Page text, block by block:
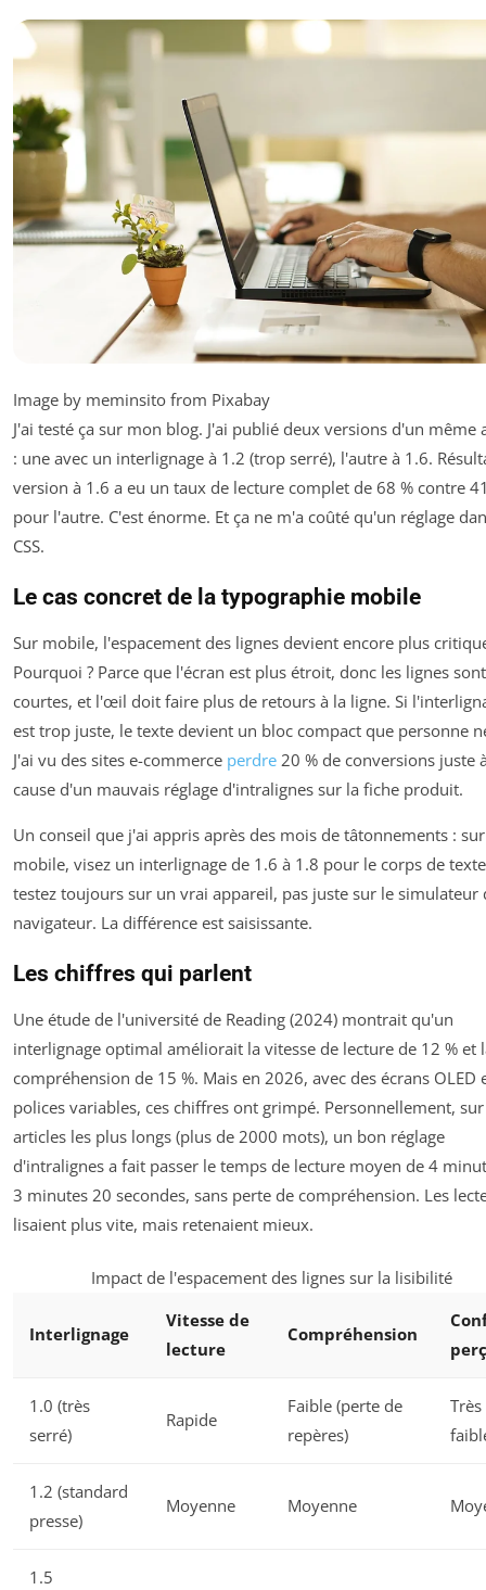
Image by meminsito from Pixabay
J'ai testé ça sur mon blog. J'ai publié deux versions d'un même
: une avec un interlignage à 1.2 (trop serré), l'autre à 1.6.
version à 1.6 a eu un taux de lecture complet de 68 % contre
pour l'autre. C'est énorme. Et ça ne m'a coûté qu'un réglage
CSS.
Le cas concret de la typographie mobile
Sur mobile, l'espacement des lignes devient encore plus
Pourquoi ? Parce que l'écran est plus étroit, donc les lignes
courtes, et l'œil doit faire plus de retours à la ligne. Si
est trop juste, le texte devient un bloc compact que personne
J'ai vu des sites e-commerce perdre 20 % de conversions juste
cause d'un mauvais réglage d'intralignes sur la fiche produit.
Un conseil que j'ai appris après des mois de tâtonnements : sur
mobile, visez un interlignage de 1.6 à 1.8 pour le corps de
testez toujours sur un vrai appareil, pas juste sur le simulateur
navigateur. La différence est saisissante.
Les chiffres qui parlent
Une étude de l'université de Reading (2024) montrait qu'un
interlignage optimal améliorait la vitesse de lecture de 12 % et
compréhension de 15 %. Mais en 2026, avec des écrans OLED
polices variables, ces chiffres ont grimpé. Personnellement,
articles les plus longs (plus de 2000 mots), un bon réglage
d'intralignes a fait passer le temps de lecture moyen de 4
3 minutes 20 secondes, sans perte de compréhension. Les
lisaient plus vite, mais retenaient mieux.
Impact de l'espacement des lignes sur la lisibilité
Interlignage
Vitesse de
lecture
Compréhension
1.0 (très
serré)
Rapide
Faible (perte de
repères)
Très
1.2 (standard
presse)
Moyenne Moyenne
1.5